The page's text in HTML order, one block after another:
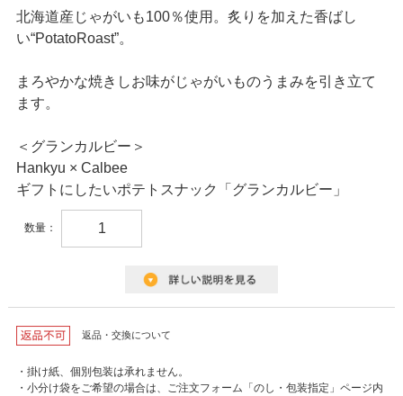
北海道産じゃがいも100％使用。炙りを加えた香ばし
い“PotatoRoast”。
まろやかな焼きしお味がじゃがいものうまみを引き立て
ます。
＜グランカルビー＞
Hankyu × Calbee
ギフトにしたいポテトスナック「グランカルビー」
数量：
返品・交換について
・掛け紙、個別包装は承れません。
・小分け袋をご希望の場合は、ご注文フォーム「のし・包装指定」ページ内